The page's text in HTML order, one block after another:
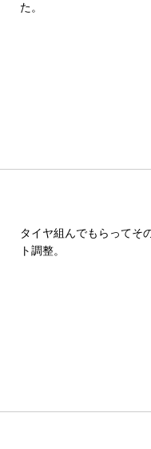
た。
タイヤ組んでもらってそ
ト調整。